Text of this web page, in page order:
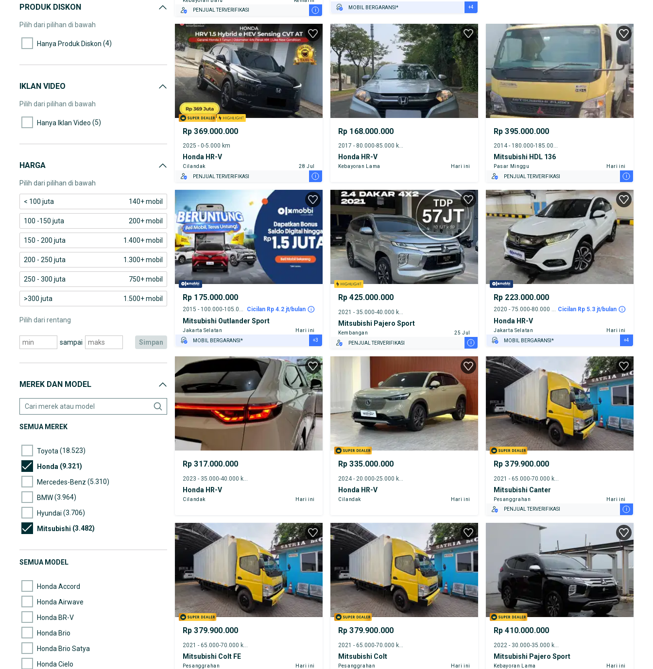
PRODUK DISKON
Pilih dari pilihan di bawah
Hanya Produk Diskon (4)
IKLAN VIDEO
Pilih dari pilihan di bawah
Hanya Iklan Video (5)
HARGA
Pilih dari pilihan di bawah
< 100 juta 140+ mobil
100 -150 juta 200+ mobil
150 - 200 juta 1.400+ mobil
200 - 250 juta 1.300+ mobil
250 - 300 juta 750+ mobil
>300 juta 1.500+ mobil
Pilih dari rentang
sampai simpan
MEREK DAN MODEL
SEMUA MEREK
Toyota (18.523)
Honda (9.321)
Mercedes-Benz (5.310)
BMW(3.964)
Hyundai (3.706)
Mitsubishi (3.482)
Suzuki(2.704)
SEMUA MODEL
Honda Accord
Honda Airwave
Honda BR-V
Honda Brio
Honda Brio Satya
Honda Cielo
PENJUAL TERVERIFIKASI
i
MOBIL BERGARANSI*
TEST DRIVE DARI RUMAH
GRATIS BIAYA JASA PERAWATAN*
PENJUAL TERVERIFIKASI
+4
Rp 369.000.000
2025 - 0-5.000 km
Honda HR-V
Cilandak
28 Jul
PENJUAL TERVERIFIKASI
i
Rp 168.000.000
2017 - 80.000-85.000 km
Honda HR-V
Kebayoran Lama Hari ini
Rp 395.000.000
2014 - 180.000-185.000 km
Mitsubishi HDL 136
Pasar Minggu
Hari ini
PENJUAL TERVERIFIKASI
i
Rp 175.000.000
2015 - 100.000-105.000 km Cicilan Rp 4.2 jt/bulan
Mitsubishi Outlander Sport
Jakarta Selatan
Hari ini
MOBIL BERGARANSI*
TEST DRIVE DARI RUMAH
GRATIS BIAYA JASA PERAWATAN*
+3
Rp 425.000.000
2021 - 35.000-40.000 km
Mitsubishi Pajero Sport
Kembangan
25 Jul
PENJUAL TERVERIFIKASI
i
Rp 223.000.000
2020 - 75.000-80.000 km Cicilan Rp 5.3 jt/bulan
Honda HR-V
Jakarta Selatan
Hari ini
MOBIL BERGARANSI*
TEST DRIVE DARI RUMAH
GRATIS BIAYA JASA PERAWATAN*
PENJUAL TERVERIFIKASI
+4
Rp 317.000.000
2023 - 35.000-40.000 km
Honda HR-V
Cilandak Hari ini
Rp 335.000.000
2024 - 20.000-25.000 km
Honda HR-V
Cilandak Hari ini
Rp 379.900.000
2021 - 65.000-70.000 km
Mitsubishi Canter
Pesanggrahan
Hari ini
PENJUAL TERVERIFIKASI
i
Rp 379.900.000
Mitsubishi Colt FE
Pesanggrahan
Hari ini
Rp 379.900.000
2021 - 65.000-70.000 km
Mitsubishi Colt
Pesanggrahan
Hari ini
Rp 410.000.000
2022 - 30.000-35.000 km
Mitsubishi Pajero Sport
Kebayoran Lama Hari ini